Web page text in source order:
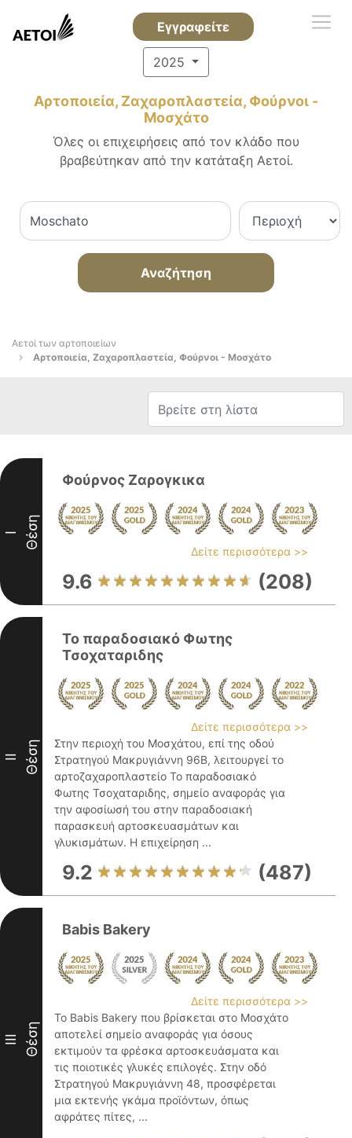
Εγγραφείτε
2025
Αρτοποιεία, Ζαχαροπλαστεία, Φούρνοι -
Μοσχάτο
Όλες οι επιχειρήσεις από τον κλάδο που
βραβεύτηκαν από την κατάταξη Αετοί.
Αναζήτηση
Αετοί των αρτοποιείων
Αρτοποιεία, Ζαχαροπλαστεία, Φούρνοι - Μοσχάτο
I Θέση
Φούρνος Ζαρογκικα
Δείτε περισσότερα >>
9.6 (208)
II Θέση
Το παραδοσιακό Φωτης
Τσοχαταριδης
Δείτε περισσότερα >>
Στην περιοχή του Μοσχάτου, επί της οδού
Στρατηγού Μακρυγιάννη 96Β, λειτουργεί το
αρτοζαχαροπλαστείο Το παραδοσιακό
Φωτης Τσοχαταριδης, σημείο αναφοράς για
την αφοσίωσή του στην παραδοσιακή
παρασκευή αρτοσκευασμάτων και
γλυκισμάτων. Η επιχείρηση ...
9.2 (487)
III Θέση
Babis Bakery
Δείτε περισσότερα >>
Το Babis Bakery που βρίσκεται στο Μοσχάτο
αποτελεί σημείο αναφοράς για όσους
εκτιμούν τα φρέσκα αρτοσκευάσματα και
τις ποιοτικές γλυκές επιλογές. Στην οδό
Στρατηγού Μακρυγιάννη 48, προσφέρεται
μια εκτενής γκάμα προϊόντων, όπως
αφράτες πίτες, ...